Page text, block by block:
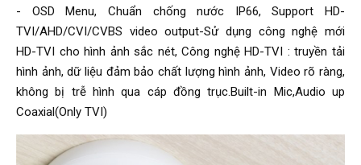
- OSD Menu, Chuẩn chống nước IP66, Support HD-
TVI/AHD/CVI/CVBS video output-Sử dụng công nghệ mới
HD-TVI cho hình ảnh sắc nét, Công nghệ HD-TVI : truyền tải
hình ảnh, dữ liệu đảm bảo chất lượng hình ảnh, Video rõ ràng,
không bị trễ hình qua cáp đồng trục.Built-in Mic,Audio up
Coaxial(Only TVI)